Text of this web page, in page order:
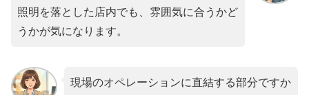
照明を落とした店内でも、雰囲気に合うかど
うかが気になります。
現場のオペレーションに直結する部分ですか